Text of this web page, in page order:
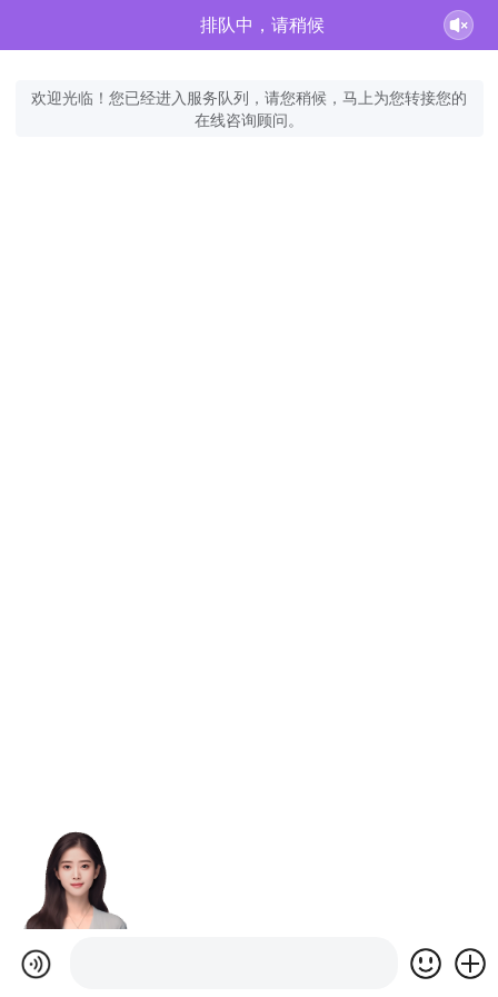
排队中，请稍候
欢迎光临！您已经进入服务队列，请您稍候，马上为您转接您的
在线咨询顾问。